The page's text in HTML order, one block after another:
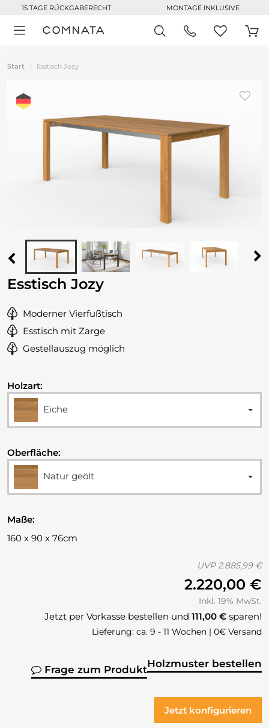
15 TAGE RÜCKGABERECHT MONTAGE INKLUSIVE
Start Esstisch Jozy
Esstisch Jozy
Moderner Vierfußtisch
Esstisch mit Zarge
Gestellauszug möglich
Holzart:
Eiche
Oberfläche:
Natur geölt
Maße:
160 x 90 x 76cm
UVP2.885,99 €
2.220,00 €
Inkl. 19% MwSt.
Jetzt per Vorkasse bestellen und 111,00 € sparen!
Lieferung: ca. 9 - 11 Wochen | 0€ Versand
Holzmuster bestellen
Frage zum Produkt
Jetzt konfigurieren